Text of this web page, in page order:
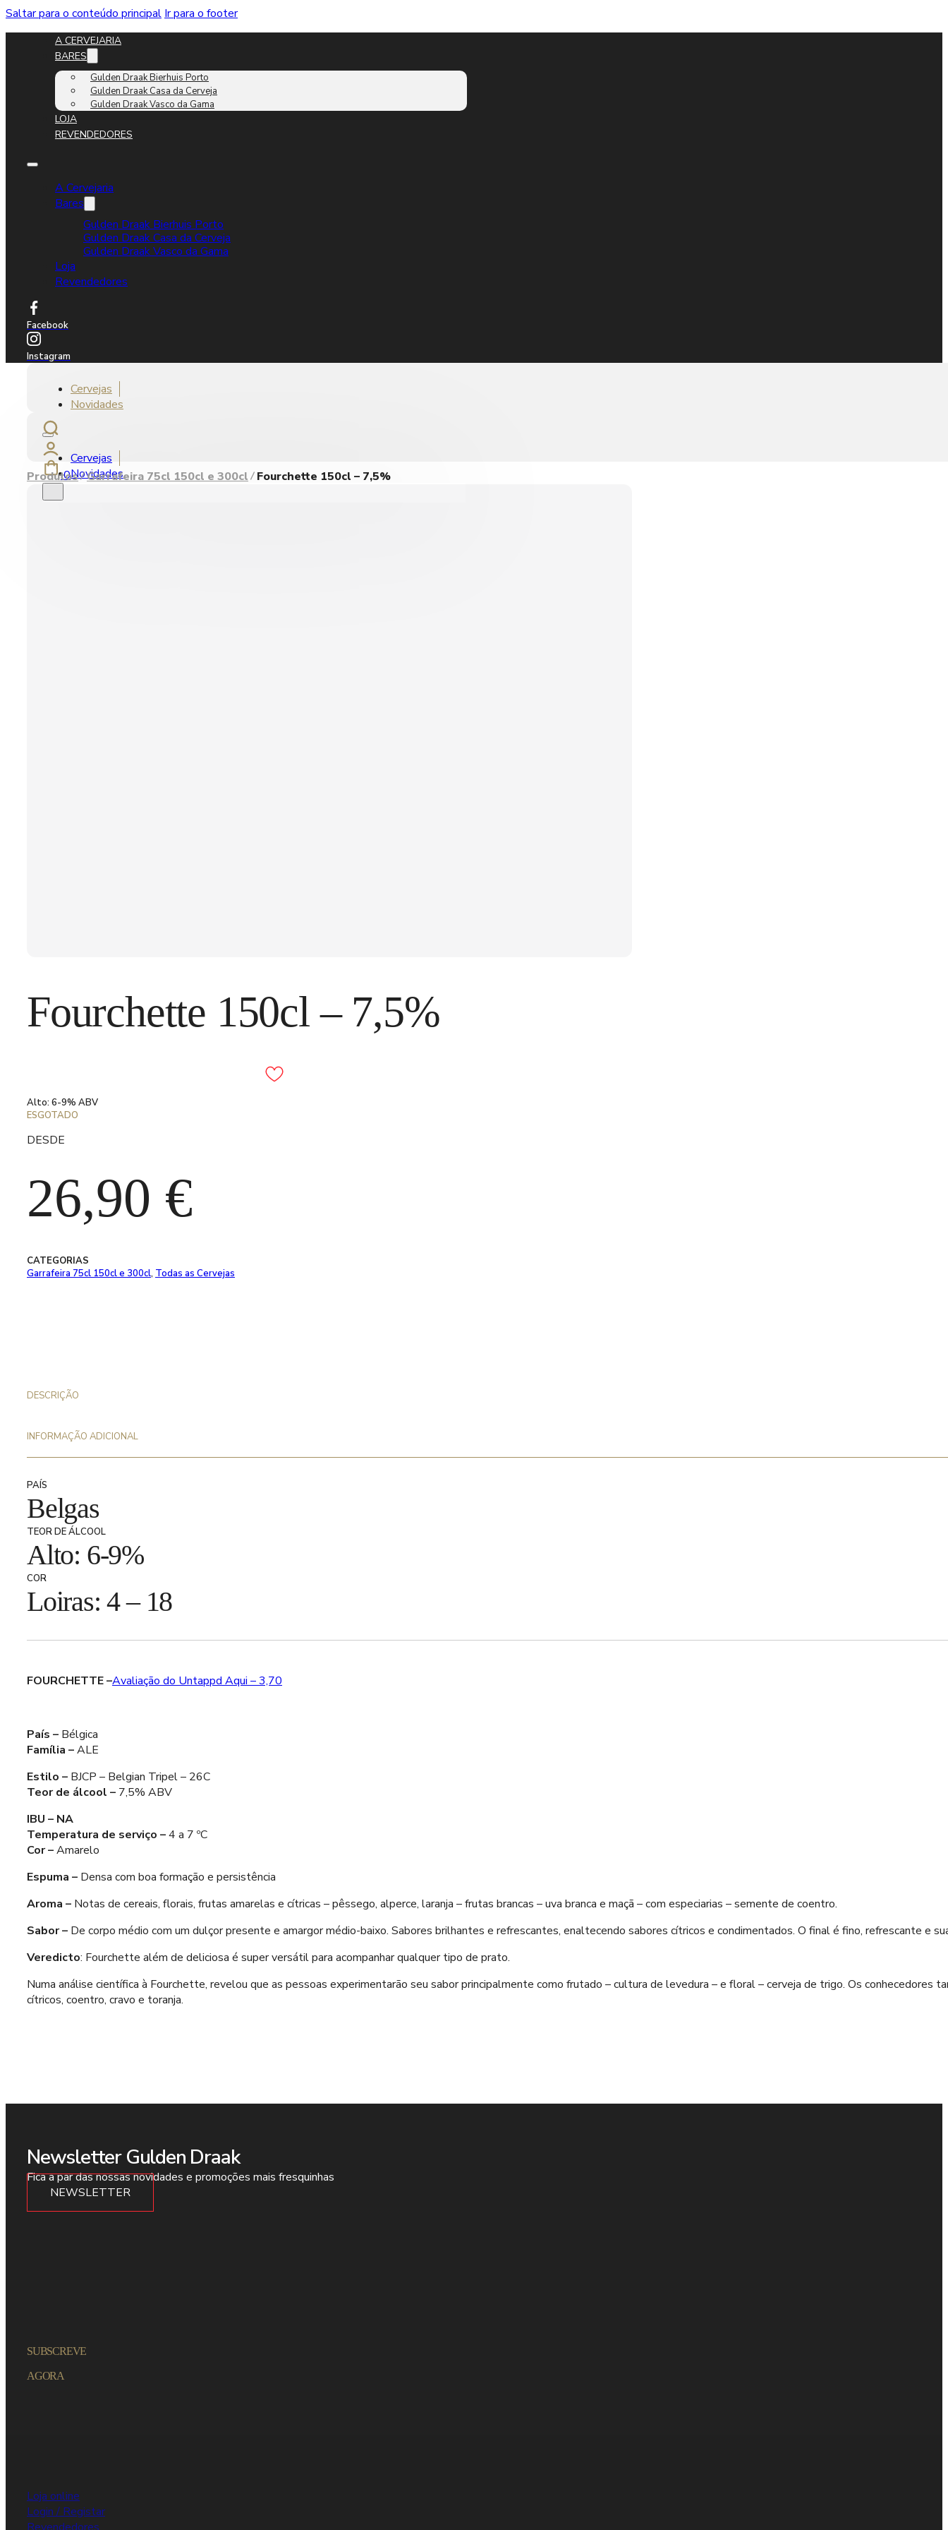
Saltar para o conteúdo principal Ir para o footer
A CERVEJARIA
BARES
Gulden Draak Bierhuis Porto
Gulden Draak Casa da Cerveja
Gulden Draak Vasco da Gama
LOJA
REVENDEDORES
A Cervejaria
Bares
Gulden Draak Bierhuis Porto
Gulden Draak Casa da Cerveja
Gulden Draak Vasco da Gama
Loja
Revendedores
Facebook
Instagram
Cervejas
Novidades
Cervejas
Novidades
0
Produtos Garrafeira 75cl 150cl e 300cl Fourchette 150cl – 7,5%
Fourchette 150cl – 7,5%
Alto: 6-9% ABV
ESGOTADO
DESDE
26,90 €
CATEGORIAS
Garrafeira 75cl 150cl e 300cl, Todas as Cervejas
DESCRIÇÃO
INFORMAÇÃO ADICIONAL
PAÍS
Belgas
TEOR DE ÁLCOOL
Alto: 6-9%
COR
Loiras: 4 – 18
FOURCHETTE –Avaliação do Untappd Aqui – 3,70
País – Bélgica
Família –ALE
Estilo – BJCP – Belgian Tripel – 26C
Teor de álcool – 7,5% ABV
IBU – NA
Temperatura de serviço –4 a 7 ºC
Cor –Amarelo
Espuma – Densa com boa formação e persistência
Aroma – Notas de cereais, florais, frutas amarelas e cítricas – pêssego, alperce, laranja – frutas brancas – uva branca e maçã – com especiarias – semente de coentro.
Sabor – De corpo médio com um dulçor presente e amargor médio-baixo. Sabores brilhantes e refrescantes, enaltecendo sabores cítricos e condimentados. O final é fino, refrescante e
Veredicto: Fourchette além de deliciosa é super versátil para acompanhar qualquer tipo de prato.
Numa análise científica à Fourchette, revelou que as pessoas experimentarão seu sabor principalmente como frutado – cultura de levedura – e floral – cerveja de trigo. Os conhecedores
cítricos, coentro, cravo e toranja.
Newsletter Gulden Draak
Fica a par das nossas novidades e promoções mais fresquinhas
NEWSLETTER
SUBSCREVE
AGORA
Loja online
Login / Registar